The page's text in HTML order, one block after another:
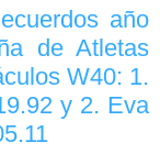
año
de Atletas
W40: 1.
y 2. Eva